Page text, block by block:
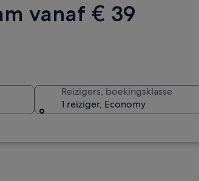
vanaf € 39
Reizigers, boekingsklasse
1 reiziger, Economy